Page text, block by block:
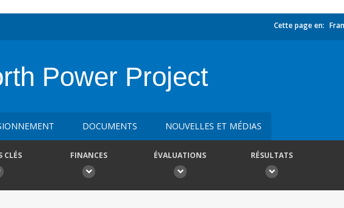
Cette page en:
Power Project
DOCUMENTS NOUVELLES ET MÉDIAS
CLÉS FINANCES ÉVALUATIONS RÉSULTATS